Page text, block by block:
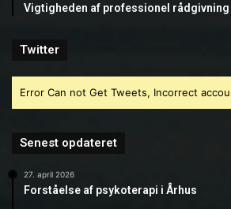
Vigtigheden af professionel
Twitter
Error Can not Get Tweets, Incorrect
Senest opdateret
27. april 2026
Forståelse af psykoterapi i Århus